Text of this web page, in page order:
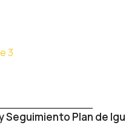
3
Seguimiento Plan de